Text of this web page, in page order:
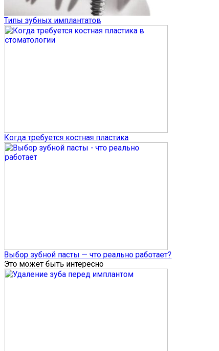
Типы зубных имплантатов
Когда требуется костная пластика
Выбор зубной пасты — что реально работает?
Это может быть интересно